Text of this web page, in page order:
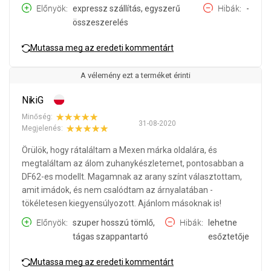
Előnyök
expressz szállítás, egyszerű
összeszerelés
Hibák -
Mutassa meg az eredeti kommentárt
A vélemény ezt a terméket érinti
NikiG
31-08-2020
Minőség:
Megjelenés:
Örülök, hogy rátaláltam a Mexen márka oldalára, és
megtaláltam az álom zuhanykészletemet, pontosabban a
DF62-es modellt. Magamnak az arany színt választottam,
amit imádok, és nem csalódtam az árnyalatában -
tökéletesen kiegyensúlyozott. Ajánlom másoknak is!
Előnyök
szuper hosszú tömlő,
tágas szappantartó
Hibák
lehetne
esőztetője
Mutassa meg az eredeti kommentárt